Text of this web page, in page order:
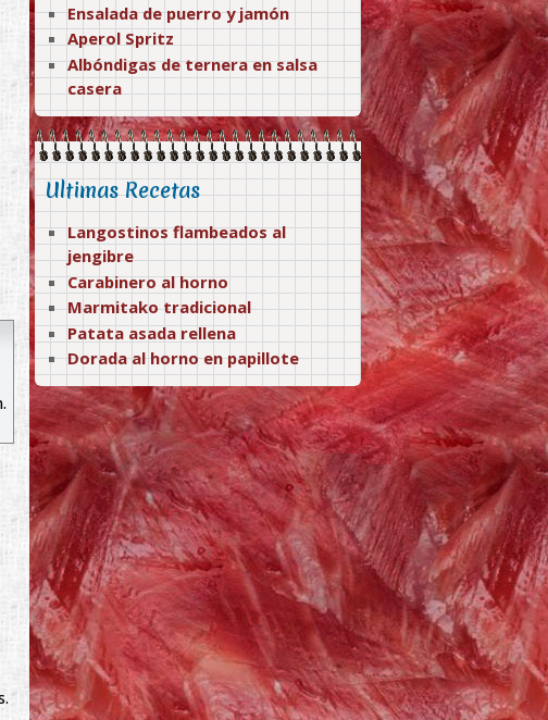
Ensalada de puerro y jamón
Aperol Spritz
Albóndigas de ternera en salsa
casera
Ultimas Recetas
Langostinos flambeados al
jengibre
Carabinero al horno
Marmitako tradicional
Patata asada rellena
Dorada al horno en papillote